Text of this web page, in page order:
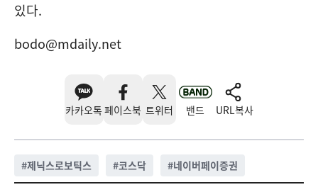
있다.
bodo@mdaily.net
카카오톡 페이스북 트위터 밴드 URL복사
#제닉스로보틱스 #코스닥 #네이버페이증권